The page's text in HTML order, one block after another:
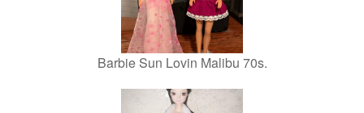
Barbie Sun Lovin Malibu 70s.